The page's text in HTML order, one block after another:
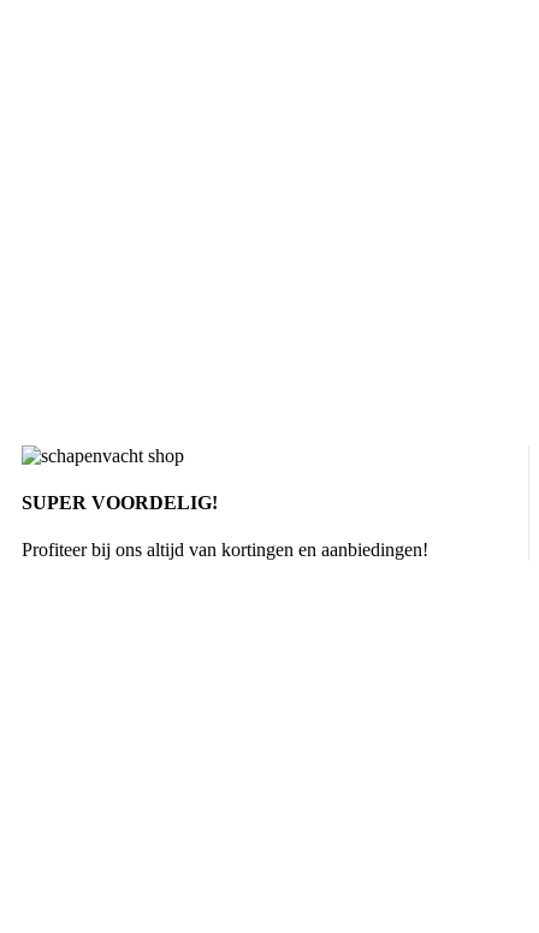
SUPER VOORDELIG!
Profiteer bij ons altijd van kortingen en aanbiedingen!